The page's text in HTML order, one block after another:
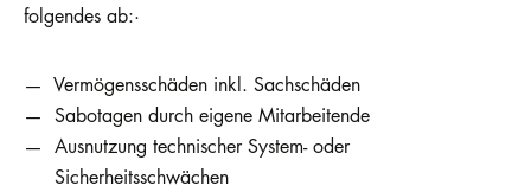
folgendes ab:·
Vermögensschäden inkl. Sachschäden
Sabotagen durch eigene Mitarbeitende
Ausnutzung technischer System- oder
Sicherheitsschwächen